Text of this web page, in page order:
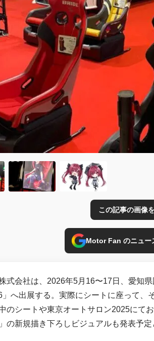
この記事の画像
Motor Fan のニュー
式会社は、2026年5月16〜17日、愛知
」へ出展する。実際にシートに座って、
のシートや東京オートサロン2025にて
の新規描き下ろしビジュアルも発表予定